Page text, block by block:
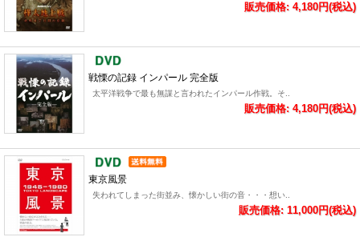
販売価格: 4,180円(税込)
戦慄の記録 インパール 完全版
太平洋戦争で最も無謀と言われたインパール作戦。そ..
販売価格: 4,180円(税込)
東京風景
失われてしまった街並み、懐かしい街の音・・・想い..
販売価格: 11,000円(税込)